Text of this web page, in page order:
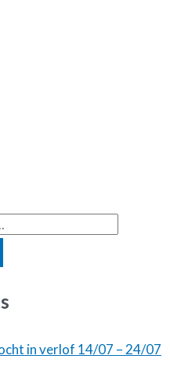
in verlof 14/07 – 24/07